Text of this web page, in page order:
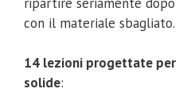
con il materiale sbagliato.
14 lezioni progettate
solide: